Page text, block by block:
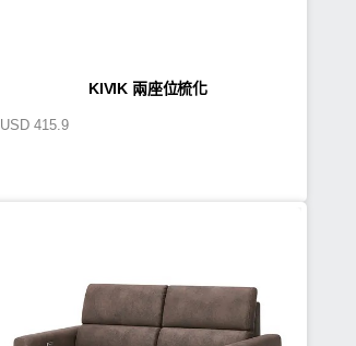
KIVIK 兩座位梳化
USD 415.9